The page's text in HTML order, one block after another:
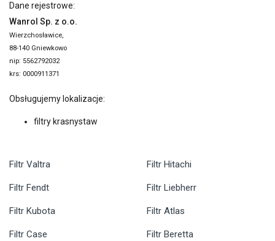
Dane rejestrowe:
Wanrol Sp. z o.o.
Wierzchosławice,
88-140 Gniewkowo
nip: 5562792032
krs: 0000911371
Obsługujemy lokalizacje:
filtry krasnystaw
Filtr Valtra
Filtr Fendt
Filtr Kubota
Filtr Case
Filtr Hitachi
Filtr Liebherr
Filtr Atlas
Filtr Beretta